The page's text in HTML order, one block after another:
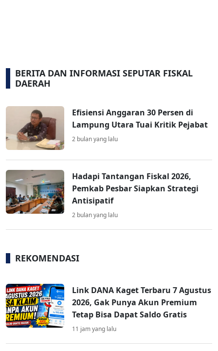
BERITA DAN INFORMASI SEPUTAR FISKAL
DAERAH
Efisiensi Anggaran 30 Persen di
Lampung Utara Tuai Kritik Pejabat
2 bulan yang lalu
Hadapi Tantangan Fiskal 2026,
Pemkab Pesbar Siapkan Strategi
Antisipatif
2 bulan yang lalu
REKOMENDASI
Link DANA Kaget Terbaru 7 Agustus
2026, Gak Punya Akun Premium
Tetap Bisa Dapat Saldo Gratis
11 jam yang lalu